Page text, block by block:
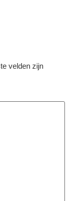
velden zijn